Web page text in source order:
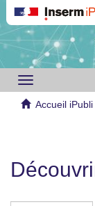
Toggle
navigation
Accueil iPubli